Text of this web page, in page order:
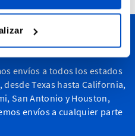
envíos a todos los estados
desde Texas hasta California,
San Antonio y Houston,
envíos a cualquier parte